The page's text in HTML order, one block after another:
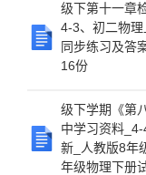
级下第十一章
4-3、初二物
同步练习及答
16份
级下学期《第
中学习资料
新_人教版8年
年级物理下册